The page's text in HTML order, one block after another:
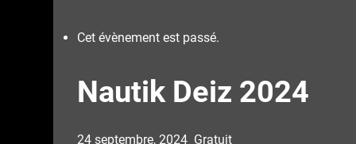
Cet évènement est passé.
Nautik Deiz 2024
24 septembre, 2024 Gratuit